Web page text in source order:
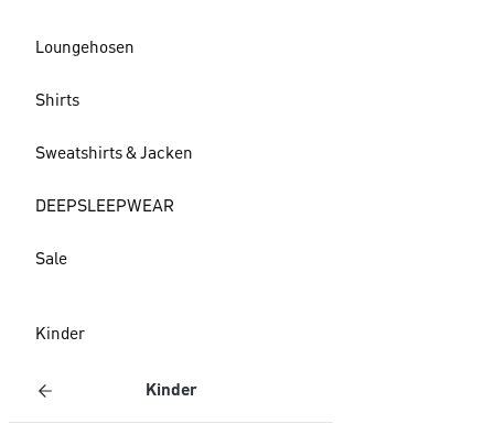
Loungehosen
Shirts
Sweatshirts & Jacken
DEEPSLEEPWEAR
Sale
Kinder
Kinder